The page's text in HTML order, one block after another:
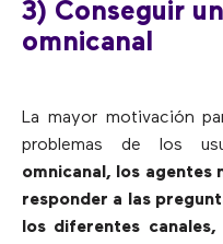
3) Conseguir
omnicanal
La mayor motivación
problemas de los
omnicanal, los agentes
responder a las
los diferentes